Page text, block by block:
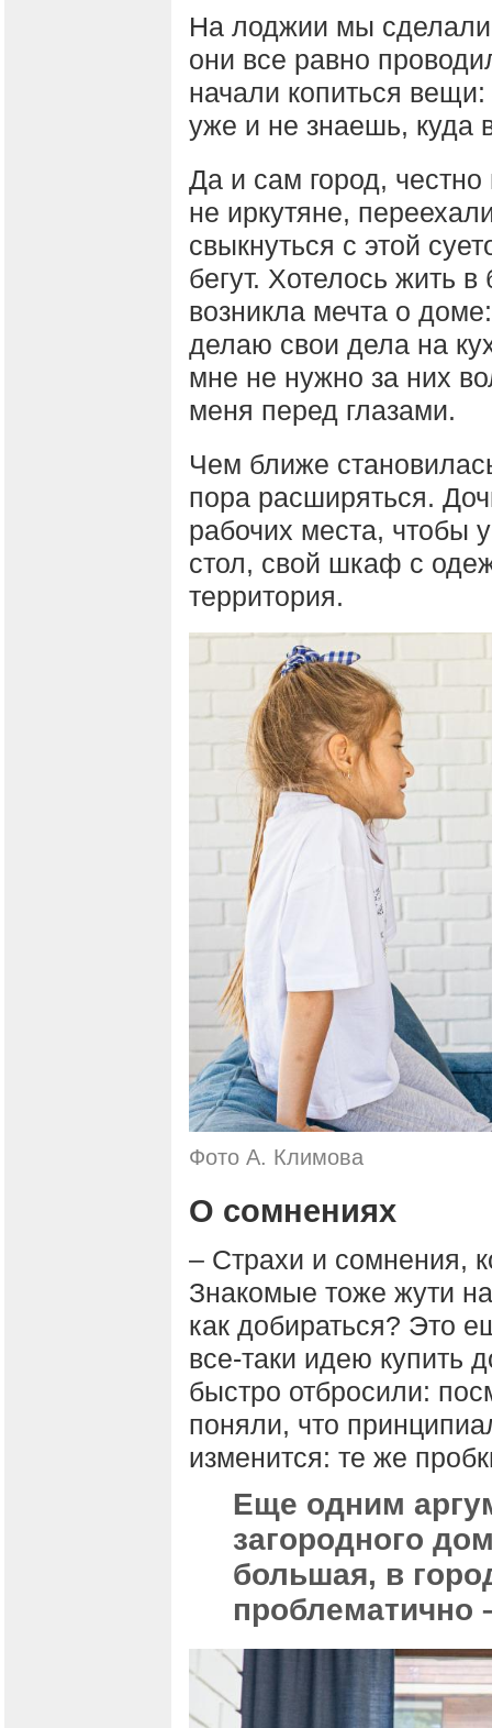
На лоджии мы
они все равно
начали копиться
уже и не знаешь, куда
Да и сам город,
не иркутяне,
свыкнуться с этой
бегут. Хотелось жить
возникла мечта о
делаю свои дела на
мне не нужно за них
меня перед глазами.
Чем ближе
пора расширяться.
рабочих места, чтобы
стол, свой шкаф с
территория.
Фото А. Климова
О сомнениях
– Страхи и сомнения,
Знакомые тоже жути
как добираться? Это
все-таки идею купить
быстро отбросили:
поняли, что
изменится: те же
Еще одним
загородного
большая, в
проблематично